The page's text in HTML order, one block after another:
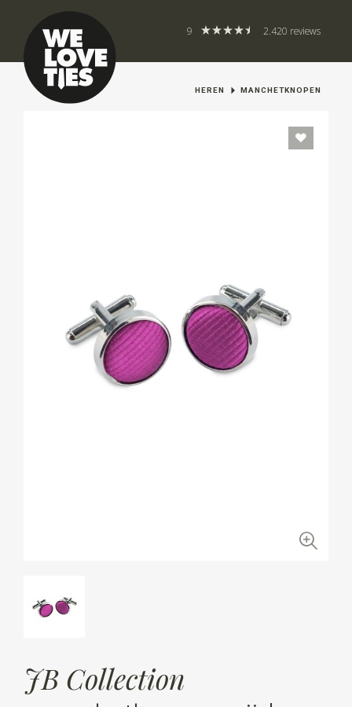
9 2.420 reviews
HEREN MANCHETKNOPEN
JB Collection